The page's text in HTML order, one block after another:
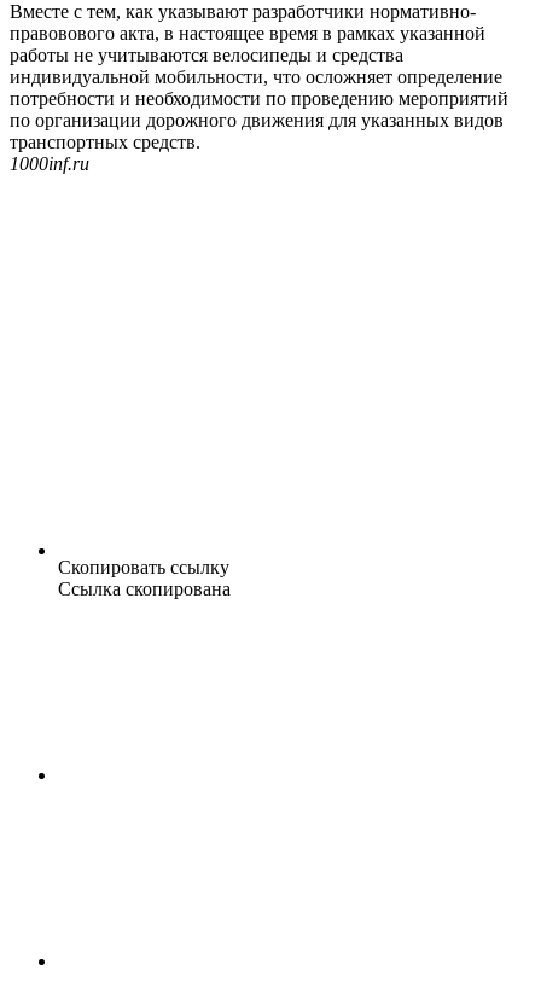
Вместе с тем, как указывают разработчики нормативно-
правовового акта, в настоящее время в рамках указанной
работы не учитываются велосипеды и средства
индивидуальной мобильности, что осложняет определение
потребности и необходимости по проведению мероприятий
по организации дорожного движения для указанных видов
транспортных средств.
1000inf.ru
Скопировать ссылку
Ссылка скопирована